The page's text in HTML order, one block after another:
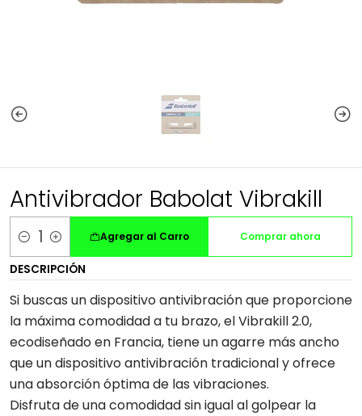
Antivibrador Babolat Vibrakill
Cantidad
Agregar al Carro Comprar ahora
DESCRIPCIÓN
Si buscas un dispositivo antivibración que proporcione
la máxima comodidad a tu brazo, el Vibrakill 2.0,
ecodiseñado en Francia, tiene un agarre más ancho
que un dispositivo antivibración tradicional y ofrece
una absorción óptima de las vibraciones.
Disfruta de una comodidad sin igual al golpear la